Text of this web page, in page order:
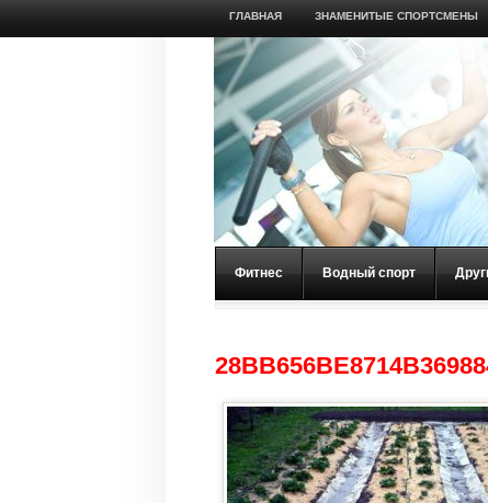
ГЛАВНАЯ ЗНАМЕНИТЫЕ СПОРТСМЕНЫ
Фитнес Водный спорт